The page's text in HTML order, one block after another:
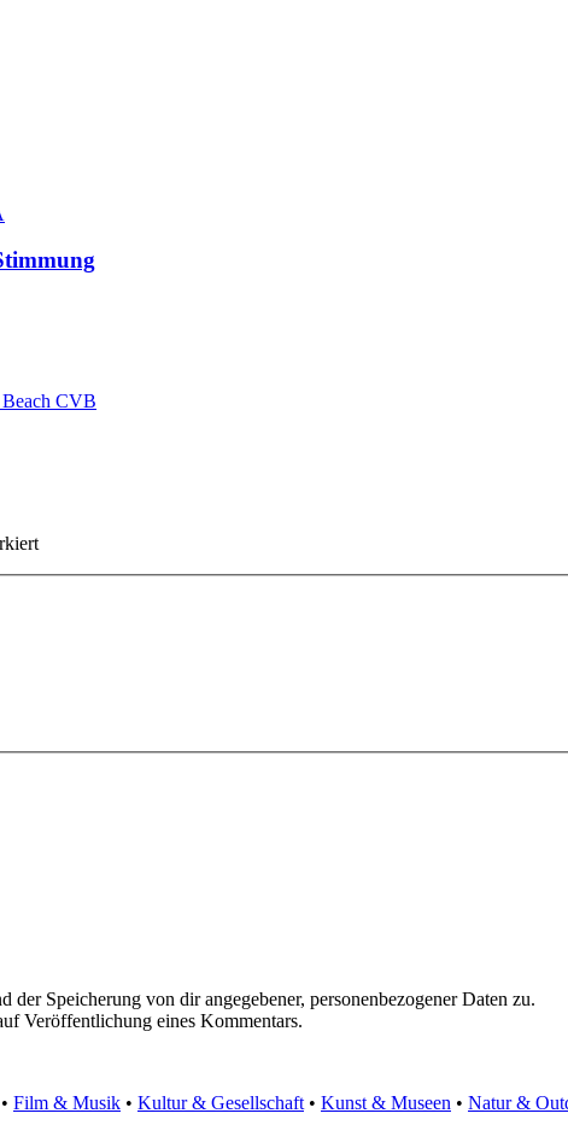
der Speicherung von dir angegebener, personenbezogener Daten zu.
Veröffentlichung eines Kommentars.
• Film & Musik • Kultur & Gesellschaft • Kunst & Museen • Natur &